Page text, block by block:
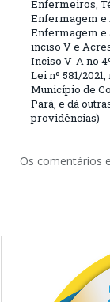
Enfermeiros,
Enfermagem e
Enfermagem e
inciso V e
Inciso V-A no
Lei nº 581/
Município de
Pará, e dá
providências)
Os comentários